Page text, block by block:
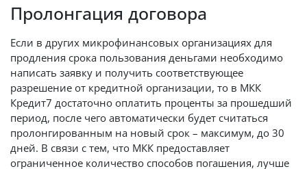
Пролонгация договора
Если в других микрофинансовых организациях для
продления срока пользования деньгами необходимо
написать заявку и получить соответствующее
разрешение от кредитной организации, то в МКК
Кредит7 достаточно оплатить проценты за прошедший
период, после чего автоматически будет считаться
пролонгированным на новый срок – максимум, до 30
дней. В связи с тем, что МКК предоставляет
ограниченное количество способов погашения, лучше